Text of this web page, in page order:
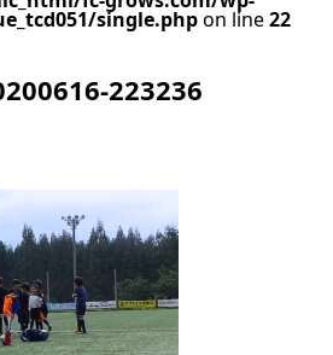
single.phpon line22
223236